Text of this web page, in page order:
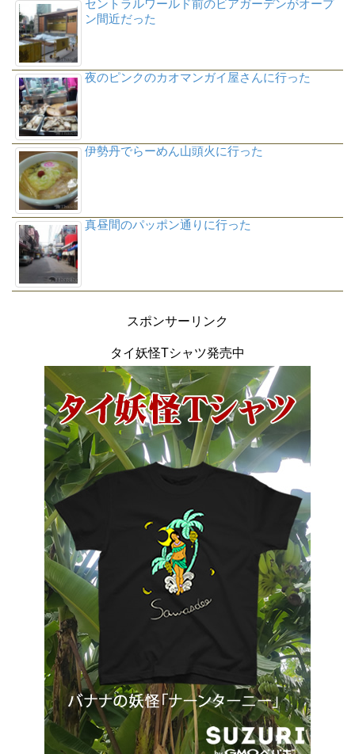
セントラルワールド前のビアガーデンがオープ
ン間近だった
夜のピンクのカオマンガイ屋さんに行った
伊勢丹でらーめん山頭火に行った
真昼間のパッポン通りに行った
スポンサーリンク
タイ妖怪Tシャツ発売中